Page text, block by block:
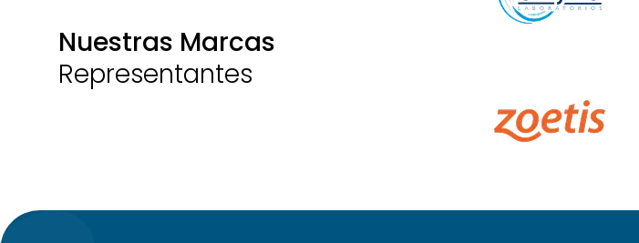
Nuestras Marcas
Representantes